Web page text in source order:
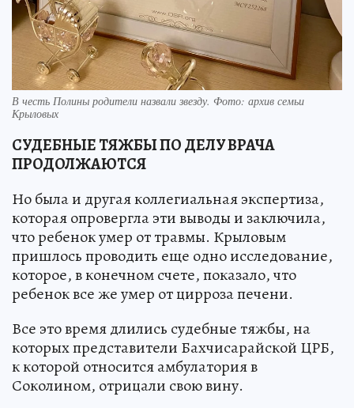
В честь Полины родители назвали звезду. Фото: архив семьи
Крыловых
СУДЕБНЫЕ ТЯЖБЫ ПО ДЕЛУ ВРАЧА
ПРОДОЛЖАЮТСЯ
Но была и другая коллегиальная экспертиза,
которая опровергла эти выводы и заключила,
что ребенок умер от травмы. Крыловым
пришлось проводить еще одно исследование,
которое, в конечном счете, показало, что
ребенок все же умер от цирроза печени.
Все это время длились судебные тяжбы, на
которых представители Бахчисарайской ЦРБ,
к которой относится амбулатория в
Соколином, отрицали свою вину.